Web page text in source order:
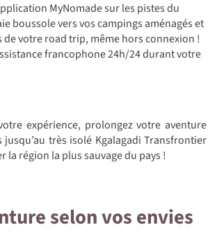
MyNomade sur les pistes du
boussole vers vos campings aménagés et
de votre road trip, même hors connexion !
francophone 24h/24 durant votre
expérience, prolongez votre aventure
très isolé Kgalagadi Transfrontier
la région la plus sauvage du pays !
selon vos envies